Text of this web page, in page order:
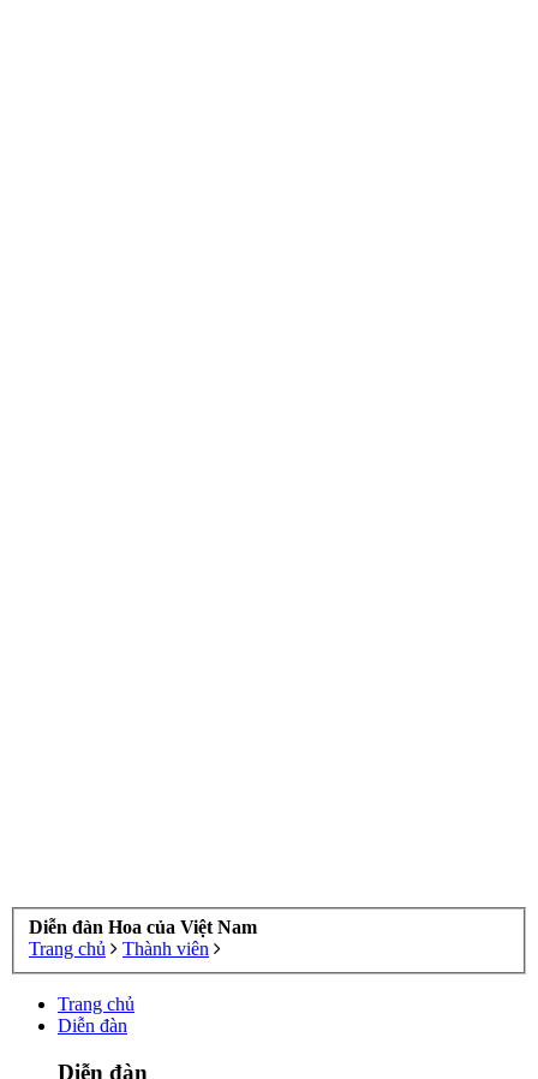
Diễn đàn Hoa của Việt Nam
Trang chủ
Thành viên
Trang chủ
Diễn đàn
Diễn đàn